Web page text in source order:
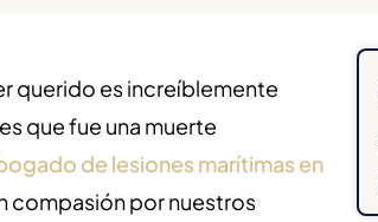
querido es increíblemente
que fue una muerte
de lesiones marítimas en
compasión por nuestros